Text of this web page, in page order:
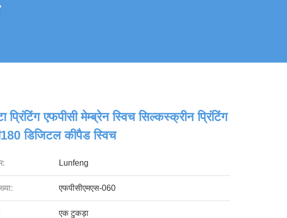
प्रिंटिंग एफपीसी मेम्ब्रेन स्विच सिल्कस्क्रीन प्रिंटिंग
डिजिटल कीपैड स्विच
Lunfeng
एफपीसीएमएस-060
एक टुकड़ा